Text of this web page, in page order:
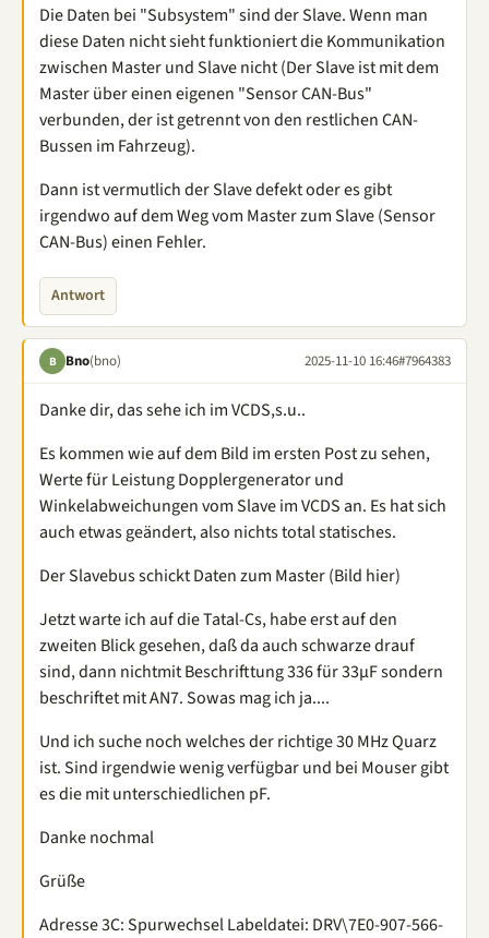
Die Daten bei "Subsystem" sind der Slave. Wenn man
diese Daten nicht sieht funktioniert die Kommunikation
zwischen Master und Slave nicht (Der Slave ist mit dem
Master über einen eigenen "Sensor CAN-Bus"
verbunden, der ist getrennt von den restlichen CAN-
Bussen im Fahrzeug).
Dann ist vermutlich der Slave defekt oder es gibt
irgendwo auf dem Weg vom Master zum Slave (Sensor
CAN-Bus) einen Fehler.
Antwort
B Bno(bno) 2025-11-10 16:46#7964383
Danke dir, das sehe ich im VCDS,s.u..
Es kommen wie auf dem Bild im ersten Post zu sehen,
Werte für Leistung Dopplergenerator und
Winkelabweichungen vom Slave im VCDS an. Es hat sich
auch etwas geändert, also nichts total statisches.
Der Slavebus schickt Daten zum Master (Bild hier)
Jetzt warte ich auf die Tatal-Cs, habe erst auf den
zweiten Blick gesehen, daß da auch schwarze drauf
sind, dann nichtmit Beschrifttung 336 für 33µF sondern
beschriftet mit AN7. Sowas mag ich ja....
Und ich suche noch welches der richtige 30 MHz Quarz
ist. Sind irgendwie wenig verfügbar und bei Mouser gibt
es die mit unterschiedlichen pF.
Danke nochmal
Grüße
Adresse 3C: Spurwechsel Labeldatei: DRV\7E0-907-566-